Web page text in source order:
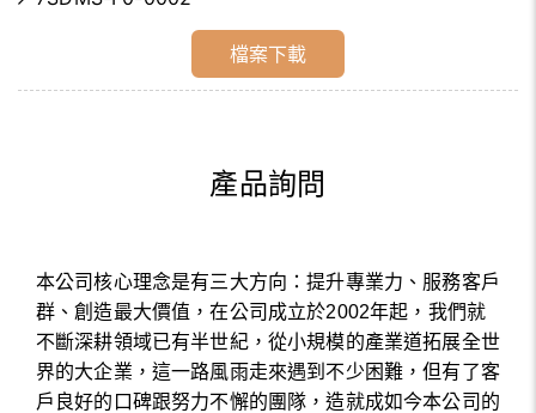
檔案下載
產品詢問
本公司核心理念是有三大方向：提升專業力、服務客戶
群、創造最大價值，在公司成立於2002年起，我們就
不斷深耕領域已有半世紀，從小規模的產業道拓展全世
界的大企業，這一路風雨走來遇到不少困難，但有了客
戶良好的口碑跟努力不懈的團隊，造就成如今本公司的